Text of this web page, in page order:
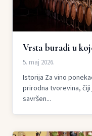
Vrsta buradi u
5. maj 2026.
Istorija Za vino
prirodna tvorevina,
savršen...